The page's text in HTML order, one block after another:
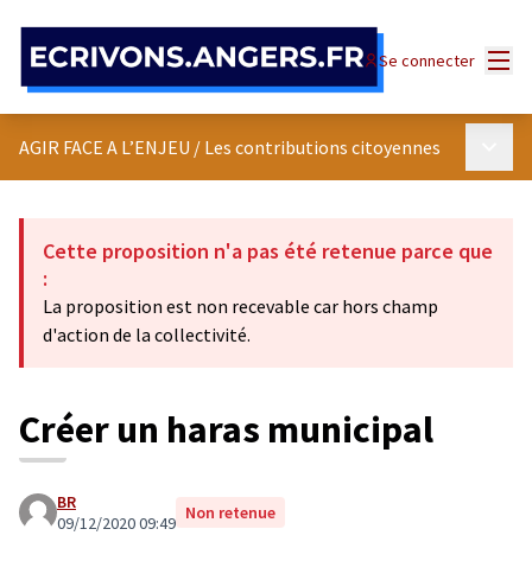
Se connecter
AGIR FACE A L’ENJEU / Les contributions citoyennes
Cette proposition n'a pas été retenue parce que
:
La proposition est non recevable car hors champ
d'action de la collectivité.
Créer un haras municipal
BR
09/12/2020 09:49 Non retenue